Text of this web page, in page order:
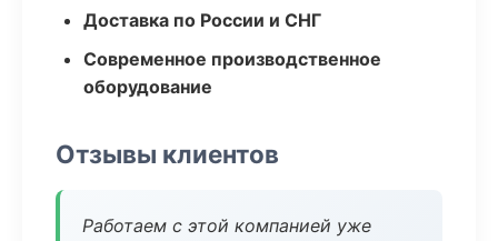
Доставка по России и СНГ
Современное производственное
оборудование
Отзывы клиентов
Работаем с этой компанией уже